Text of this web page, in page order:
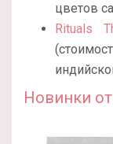
цветов
Rituals
Новинки